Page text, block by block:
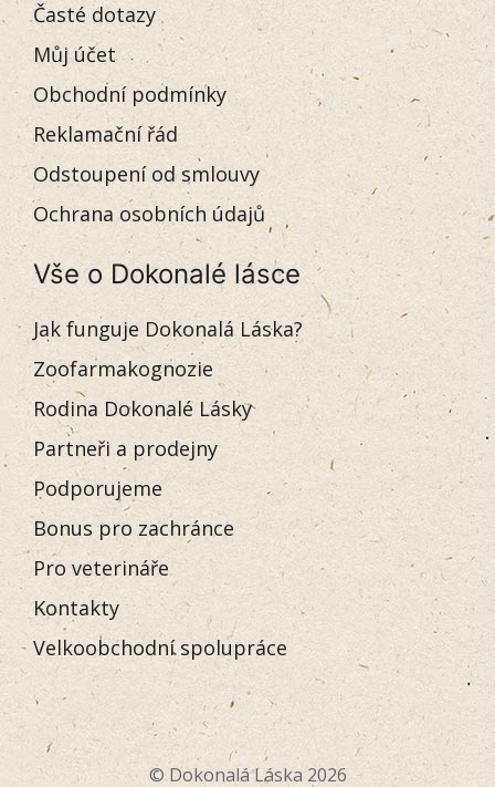
Časté dotazy
Můj účet
Obchodní podmínky
Reklamační řád
Odstoupení od smlouvy
Ochrana osobních údajů
Vše o Dokonalé lásce
Jak funguje Dokonalá Láska?
Zoofarmakognozie
Rodina Dokonalé Lásky
Partneři a prodejny
Podporujeme
Bonus pro zachránce
Pro veterináře
Kontakty
Velkoobchodní spolupráce
© Dokonalá Láska 2026